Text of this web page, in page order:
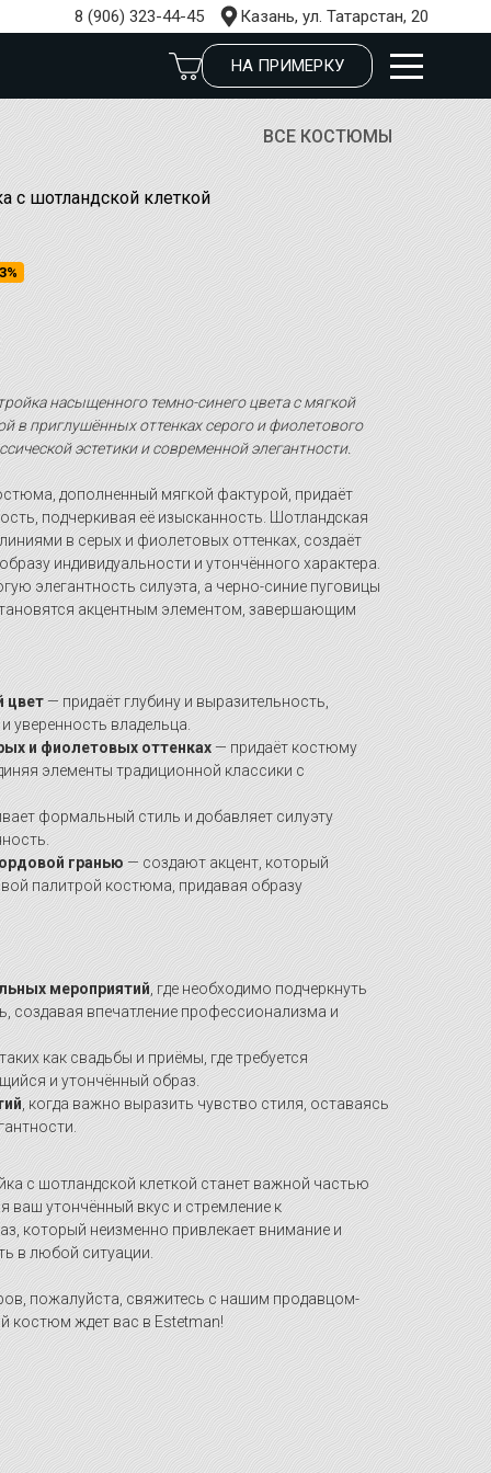
8 (906) 323-44-45 Казань, ул. Татарстан, 20
НА ПРИМЕРКУ
ВСЕ КОСТЮМЫ
с шотландской клеткой
насыщенного темно-синего цвета с мягкой
в приглушённых оттенках серого и фиолетового
эстетики и современной элегантности.
дополненный мягкой фактурой, придаёт
подчеркивая её изысканность. Шотландская
в серых и фиолетовых оттенках, создаёт
индивидуальности и утончённого характера.
элегантность силуэта, а черно-синие пуговицы
акцентным элементом, завершающим
цвет— придаёт глубину и выразительность,
уверенность владельца.
и фиолетовых оттенках— придаёт костюму
элементы традиционной классики с
формальный стиль и добавляет силуэту
гранью — создают акцент, который
палитрой костюма, придавая образу
мероприятий, где необходимо подчеркнуть
создавая впечатление профессионализма и
как свадьбы и приёмы, где требуется
и утончённый образ.
, когда важно выразить чувство стиля, оставаясь
с шотландской клеткой станет важной частью
ваш утончённый вкус и стремление к
который неизменно привлекает внимание и
в любой ситуации.
пожалуйста, свяжитесь с нашим продавцом-
костюм ждет вас в Estetman!